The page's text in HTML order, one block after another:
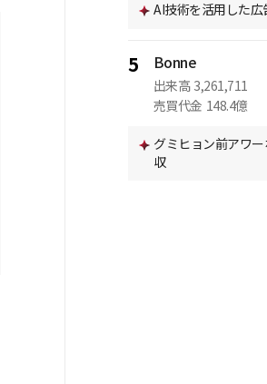
AI技術を活用した
5 Bonne
出来高 3,261,711
売買代金 148.4億
グミヒョン前アワ
収